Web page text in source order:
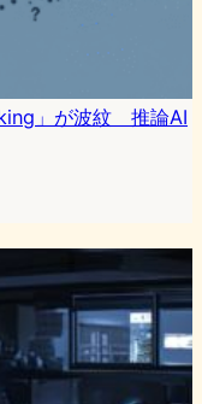
」が波紋 推論AI